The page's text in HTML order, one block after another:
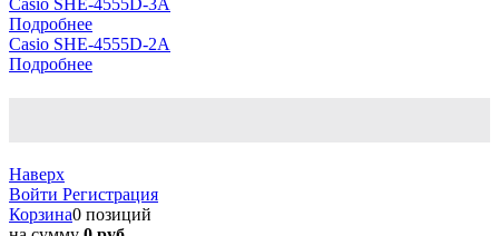
Подробнее
Casio SHE-4555D-2A
Подробнее
Наверх
Войти Регистрация
Корзина0 позиций